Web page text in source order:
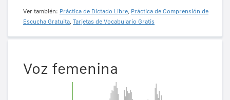
Ver también: Práctica de Dictado Libre, Práctica de Comprensión de
Escucha Gratuita, Tarjetas de Vocabulario Gratis
Voz femenina